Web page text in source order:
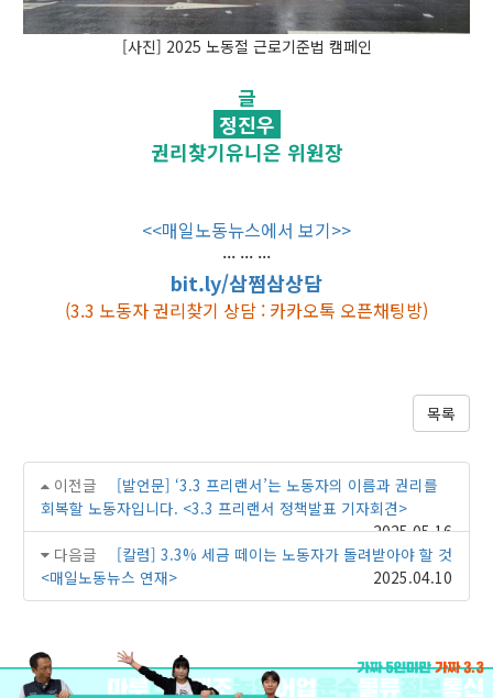
[사진] 2025 노동절 근로기준법 캠페인
글
정진우
권리찾기유니온 위원장
<<매일노동뉴스에서 보기>>
··· ··· ···
bit.ly/삼쩜삼상담
(3.3 노동자 권리찾기 상담 : 카카오톡 오픈채팅방)
목록
이전글
[발언문] ‘3.3 프리랜서’는 노동자의 이름과 권리를
회복할 노동자입니다. <3.3 프리랜서 정책발표 기자회견>
2025.05.16
다음글
[칼럼] 3.3% 세금 떼이는 노동자가 돌려받아야 할 것
<매일노동뉴스 연재>
2025.04.10